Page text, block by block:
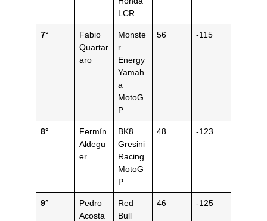
LCR
7°
Fabio
Quartar
aro
Monste
r
Energy
Yamah
a
MotoG
P
56 -115
8°
Fermín
Aldegu
er
BK8
Gresini
Racing
MotoG
P
48 -123
9°
Pedro
Acosta
Red
Bull
46 -125